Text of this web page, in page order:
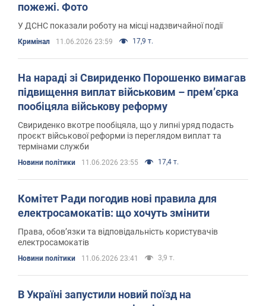
пожежі. Фото
У ДСНС показали роботу на місці надзвичайної події
Кримінал 11.06.2026 23:59 17,9 т.
На нараді зі Свириденко Порошенко вимагав
підвищення виплат військовим – премʼєрка
пообіцяла військову реформу
Свириденко вкотре пообіцяла, що у липні уряд подасть
проєкт військової реформи із переглядом виплат та
термінами служби
Новини політики 11.06.2026 23:55 17,4 т.
Комітет Ради погодив нові правила для
електросамокатів: що хочуть змінити
Права, обов’язки та відповідальність користувачів
електросамокатів
Новини політики 11.06.2026 23:41 3,9 т.
В Україні запустили новий поїзд на